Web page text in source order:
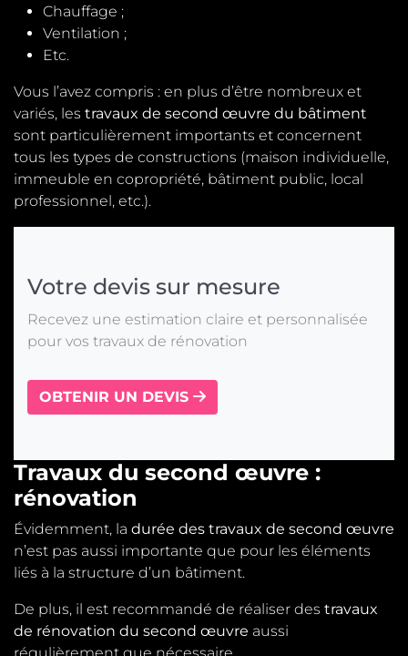
Chauffage ;
Ventilation ;
Etc.
Vous l’avez compris : en plus d’être nombreux et
variés, les travaux de second œuvre du bâtiment
sont particulièrement importants et concernent
tous les types de constructions (maison individuelle,
immeuble en copropriété, bâtiment public, local
professionnel, etc.).
Votre devis sur mesure
Recevez une estimation claire et personnalisée
pour vos travaux de rénovation
OBTENIR UN DEVIS
Travaux du second œuvre :
rénovation
Évidemment, la durée des travaux de second œuvre
n’est pas aussi importante que pour les éléments
liés à la structure d’un bâtiment.
De plus, il est recommandé de réaliser des travaux
de rénovation du second œuvre aussi